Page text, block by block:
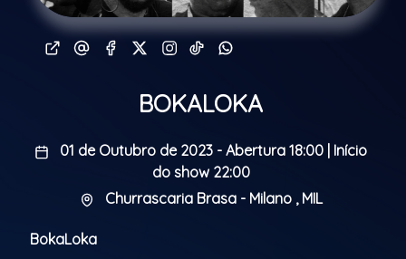
BOKALOKA
01 de Outubro de 2023 - Abertura 18:00 | Início
do show 22:00
Churrascaria Brasa - Milano , MIL
BokaLoka